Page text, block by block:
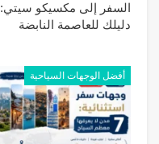
السفر إلى مكسيكو سيتي:
دليلك للعاصمة النابضة
أفضل الوجهات السياحية